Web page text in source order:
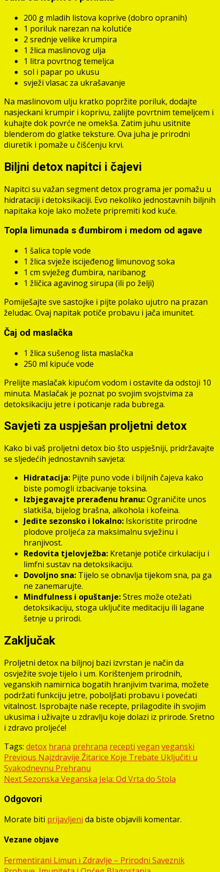
200 g mladih listova koprive (dobro opranih)
1 poriluk narezan na kolutiće
2 srednje velike krumpira
1 žlica maslinovog ulja
1 litra povrtnog temeljca
sol i papar po ukusu
svježi vlasac za ukrašavanje
Na maslinovom ulju kratko popržite poriluk, dodajte
nasjeckani krumpir i koprivu, zalijte povrtnim temeljcem i
kuhajte dok povrće ne omekša. Zatim juhu usitnite
blenderom do glatke teksture. Ova juha je prirodni
diuretik i pomaže u čišćenju krvi.
Biljni detox napitci i čajevi
Napitci su važan segment detox programa jer pomažu u
hidrataciji i detoksikaciji. Evo nekoliko jednostavnih biljnih
napitaka koje lako možete pripremiti kod kuće.
Topla limunada s đumbirom i medom od agave
1 šalica tople vode
1 žlica svježe iscijeđenog limunovog soka
1 cm svježeg đumbira, naribanog
1 žličica agavinog sirupa (ili po želji)
Pomiješajte sve sastojke i pijte polako ujutro na prazan
želudac. Ovaj napitak potiče probavu i jača imunitet.
Čaj od maslačka
1 žlica sušenog lista maslačka
250 ml kipuće vode
Prelijte maslačak kipućom vodom i ostavite da odstoji 10
minuta. Maslačak je poznat po svojim svojstvima za
detoksikaciju jetre i poticanje rada bubrega.
Savjeti za uspješan proljetni detox
Kako bi vaš proljetni detox bio što uspješniji, pridržavajte
se sljedećih jednostavnih savjeta:
Hidratacija: Pijte puno vode i biljnih čajeva kako
biste pomogli izbacivanje toksina.
Izbjegavajte prerađenu hranu:Ograničite unos
slatkiša, bijelog brašna, alkohola i kofeina.
Jedite sezonsko i lokalno: Iskoristite prirodne
plodove proljeća za maksimalnu svježinu i
hranjivost.
Redovita tjelovježba: Kretanje potiče cirkulaciju i
limfni sustav na detoksikaciju.
Dovoljno sna: Tijelo se obnavlja tijekom sna, pa ga
ne zanemarujte.
Mindfulness i opuštanje:Stres može otežati
detoksikaciju, stoga uključite meditaciju ili lagane
šetnje u prirodi.
Zaključak
Proljetni detox na biljnoj bazi izvrstan je način da
osvježite svoje tijelo i um. Korištenjem prirodnih,
veganskih namirnica bogatih hranjivim tvarima, možete
podržati funkciju jetre, poboljšati probavu i povećati
vitalnost. Isprobajte naše recepte, prilagodite ih svojim
ukusima i uživajte u zdravlju koje dolazi iz prirode. Sretno
i zdravo proljeće!
Tags: detox hrana prehrana recepti vegan veganski
Post
navigation
Previous Najzdravije Žitarice Koje Trebate Uključiti u
Svakodnevnu Prehranu
NextSezonska Veganska Jela: Od Vrta do Stola
Odgovori
Morate biti prijavljeni da biste objavili komentar.
Vezane objave
Fermentirani Limun i Zdravlje – Prirodni Saveznik